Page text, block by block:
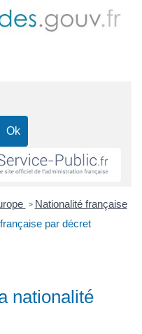
> Nationalité française
par décret
nationalité